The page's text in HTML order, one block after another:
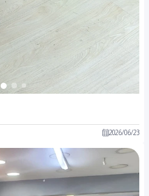
2026/06/23